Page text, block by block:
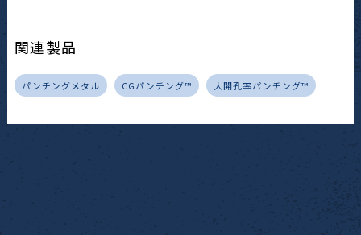
関連製品
パンチングメタル CGパンチング™ 大開孔率パンチング™